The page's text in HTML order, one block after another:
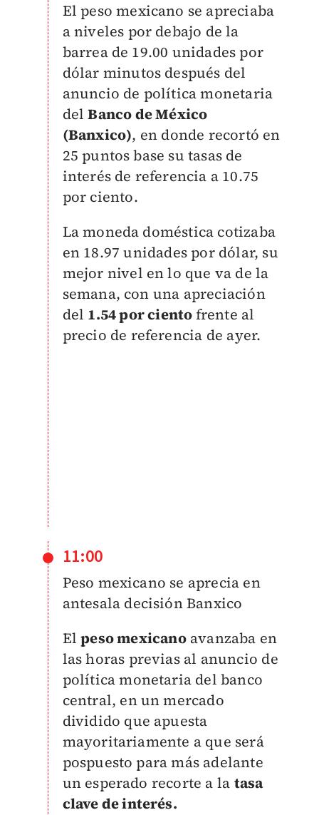
El peso mexicano se apreciaba
a niveles por debajo de la
barrea de 19.00 unidades por
dólar minutos después del
anuncio de política monetaria
delBanco de México
(Banxico), en donde recortó en
25 puntos base su tasas de
interés de referencia a 10.75
por ciento.
La moneda doméstica cotizaba
en 18.97 unidades por dólar, su
mejor nivel en lo que va de la
semana, con una apreciación
del 1.54 por cientofrente al
precio de referencia de ayer.
11:00
Peso mexicano se aprecia en
antesala decisión Banxico
Elpeso mexicanoavanzaba en
las horas previas al anuncio de
política monetaria del banco
central, en un mercado
dividido que apuesta
mayoritariamente a que será
pospuesto para más adelante
un esperado recorte a la tasa
clave de interés.